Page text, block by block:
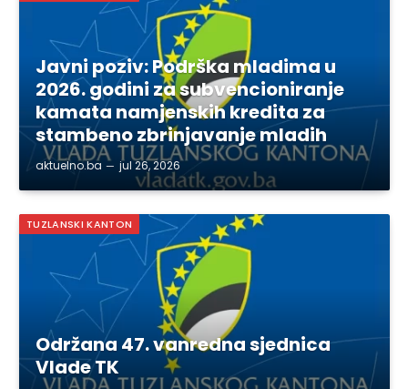
Javni poziv: Podrška mladima u
2026. godini za subvencioniranje
kamata namjenskih kredita za
stambeno zbrinjavanje mladih
aktuelno.ba jul 26, 2026
TUZLANSKI KANTON
Održana 47. vanredna sjednica
Vlade TK